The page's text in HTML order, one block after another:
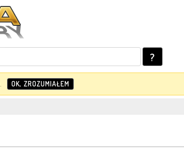
?
. OK, ZROZUMIAŁEM